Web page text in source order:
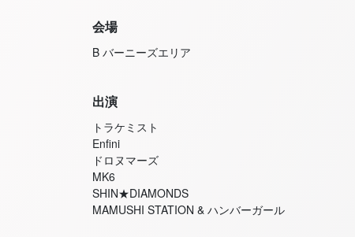
会場
B バーニーズエリア
出演
トラケミスト
Enfini
ドロヌマーズ
MK6
SHIN★DIAMONDS
MAMUSHI STATION & ハンバーガール